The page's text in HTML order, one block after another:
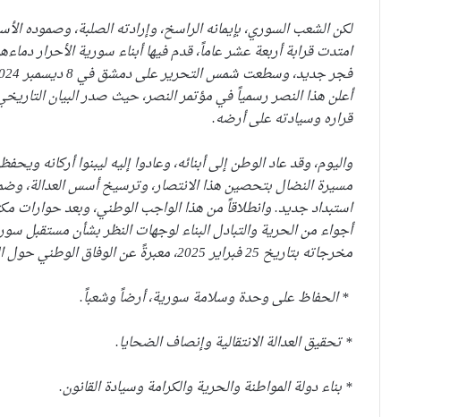
لكن الشعب السوري، بإيمانه الراسخ، وإرادته الصلبة، وصموده
امتدت قرابة أربعة عشر عاماً، قدم فيها أبناء سورية الأحرار
أعلن هذا النصر رسمياً في مؤتمر النصر، حيث صدر البيان
قراره وسيادته على أرضه.
واليوم، وقد عاد الوطن إلى أبنائه، وعادوا إليه ليبنوا أركانه
مسيرة النضال بتحصين هذا الانتصار، وترسيخ أسس العدالة،
استبداد جديد. وانطلاقاً من هذا الواجب الوطني، وبعد
أجواء من الحرية والتبادل البناء لوجهات النظر بشأن مستقبل
مخرجاته بتاريخ 25 فبراير 2025، معبرةً عن الوفاق الوطني حول القضايا الكبرى، وفي مقدمتها:
* الحفاظ على وحدة وسلامة سورية، أرضاً وشعباً.
* تحقيق العدالة الانتقالية وإنصاف الضحايا.
* بناء دولة المواطنة والحرية والكرامة وسيادة القانون.